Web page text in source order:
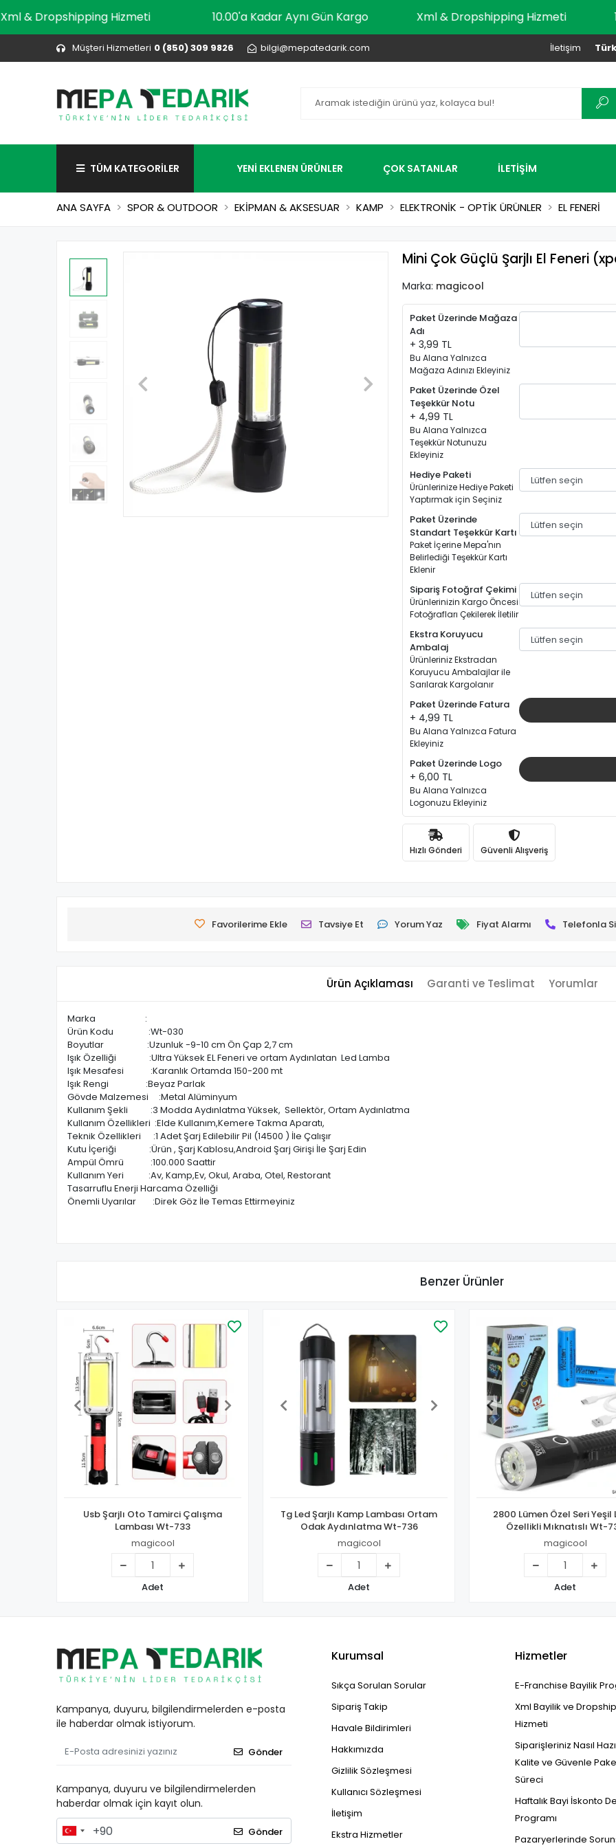
Xml & Dropshipping Hizmeti 10.00'a Kadar Aynı Gün Kargo Xml & Dropshipping Hizmeti
Müşteri Hizmetleri 0 (850) 309 9826 bilgi@mepatedarik.com İletişim
TÜM KATEGORİLER YENİ EKLENEN ÜRÜNLER ÇOK SATANLAR İLETİŞİM
ANA SAYFA SPOR & OUTDOOR EKİPMAN & AKSESUAR KAMP ELEKTRONİK - OPTİK ÜRÜNLER EL FENERİ
Mini Çok Güçlü Şarjlı El Feneri
Marka: magicool
Paket Üzerinde Mağaza
Adı
+ 3,99 TL
Bu Alana Yalnızca
Mağaza Adınızı Ekleyiniz
Paket Üzerinde Özel
Teşekkür Notu
+ 4,99 TL
Bu Alana Yalnızca
Teşekkür Notunuzu
Ekleyiniz
Hediye Paketi
Ürünlerinize Hediye Paketi
Yaptırmak için Seçiniz
Paket Üzerinde
Standart Teşekkür Kartı
Paket İçerine Mepa'nın
Belirlediği Teşekkür Kartı
Eklenir
Sipariş Fotoğraf Çekimi
Ürünlerinizin Kargo Öncesi
Fotoğrafları Çekilerek İletilir
Ekstra Koruyucu
Ambalaj
Ürünleriniz Ekstradan
Koruyucu Ambalajlar ile
Sarılarak Kargolanır
Paket Üzerinde Fatura
+ 4,99 TL
Bu Alana Yalnızca Fatura
Ekleyiniz
Paket Üzerinde Logo
+ 6,00 TL
Bu Alana Yalnızca
Logonuzu Ekleyiniz
Hızlı Gönderi Güvenli Alışveriş
Favorilerime Ekle Tavsiye Et Yorum Yaz Fiyat Alarmı Telefonla
Ürün Açıklaması Garanti ve Teslimat Yorumlar
Marka :
Ürün Kodu :Wt-030
Boyutlar :Uzunluk -9-10 cm Ön Çap 2,7 cm
Işık Özelliği :Ultra Yüksek EL Feneri ve ortam Aydınlatan Led Lamba
Işık Mesafesi :Karanlık Ortamda 150-200 mt
Işık Rengi :Beyaz Parlak
Gövde Malzemesi :Metal Alüminyum
Kullanım Şekli :3 Modda Aydınlatma Yüksek, Sellektör, Ortam Aydınlatma
Kullanım Özellikleri :Elde Kullanım,Kemere Takma Aparatı,
Teknik Özellikleri :1 Adet Şarj Edilebilir Pil (14500 ) İle Çalışır
Kutu İçeriği :Ürün , Şarj Kablosu,Android Şarj Girişi İle Şarj Edin
Ampül Ömrü :100.000 Saattir
Kullanım Yeri :Av, Kamp,Ev, Okul, Araba, Otel, Restorant
Tasarruflu Enerji Harcama Özelliği
Önemli Uyarılar :Direk Göz İle Temas Ettirmeyiniz
Benzer Ürünler
Usb Şarjlı Oto Tamirci Çalışma
Lambası Wt-733
magicool
Adet
Tg Led Şarjlı Kamp Lambası Ortam
Odak Aydınlatma Wt-736
magicool
Adet
2800 Lümen Özel Seri Yeşil
Özellikli
magicool
Adet
Kampanya, duyuru, bilgilendirmelerden e-posta
ile haberdar olmak istiyorum.
Gönder
Kampanya, duyuru ve bilgilendirmelerden
haberdar olmak için kayıt olun.
Gönder
Kurumsal
Sıkça Sorulan Sorular
Sipariş Takip
Havale Bildirimleri
Hakkımızda
Gizlilik Sözleşmesi
Kullanıcı Sözleşmesi
İletişim
Ekstra Hizmetler
Hizmetler
E-Franchise Bayilik
Xml Bayilik ve
Hizmeti
Siparişleriniz Nasıl
Kalite ve Güvenle
Süreci
Haftalık Bayi İskonto
Programı
Pazaryerlerinde